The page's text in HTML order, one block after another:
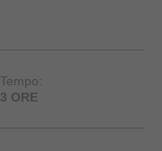
Tempo:
3 ORE